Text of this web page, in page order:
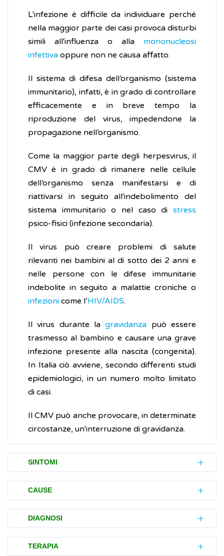
L'infezione è difficile da individuare perché
nella maggior parte dei casi provoca disturbi
simili all'influenza o alla mononucleosi
infettiva oppure non ne causa affatto.
Il sistema di difesa dell’organismo (sistema
immunitario), infatti, è in grado di controllare
efficacemente e in breve tempo la
riproduzione del virus, impedendone la
propagazione nell’organismo.
Come la maggior parte degli herpesvirus, il
CMV è in grado di rimanere nelle cellule
dell’organismo senza manifestarsi e di
riattivarsi in seguito all'indebolimento del
sistema immunitario o nel caso di stress
psico-fisici (infezione secondaria).
Il virus può creare problemi di salute
rilevanti nei bambini al di sotto dei 2 anni e
nelle persone con le difese immunitarie
indebolite in seguito a malattie croniche o
infezioni come l’HIV/AIDS.
Il virus durante lagravidanza può essere
trasmesso al bambino e causare una grave
infezione presente alla nascita (congenita).
In Italia ciò avviene, secondo differenti studi
epidemiologici, in un numero molto limitato
di casi.
Il CMV può anche provocare, in determinate
circostanze, un'interruzione di gravidanza.
SINTOMI
L'infezione da citomegalovirus (CMV) si
contrae generalmente nel corso
dell'infanzia, dell'adolescenza o, più
raramente, in età adulta.
CAUSE
Il citomegalovirus (CMV) è un
diffuso e quasi tutta la popolazione ne viene
in contatto in qualche fase della vita.
DIAGNOSI
L’accertamento (diagnosi) di una eventuale
TERAPIA